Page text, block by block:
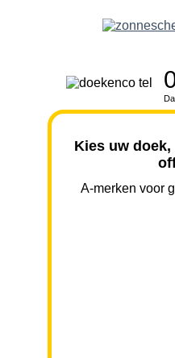
Kies uw
A-merken voor